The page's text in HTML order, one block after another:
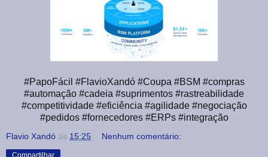
#PapoFácil #FlavioXandó #Coupa #BSM #compras
#automação #cadeia #suprimentos #rastreabilidade
#competitividade #eficiência #agilidade #negociação
#pedidos #fornecedores #ERPs #integração
Flavio Xandó às 15:25 Nenhum comentário:
Compartilhar